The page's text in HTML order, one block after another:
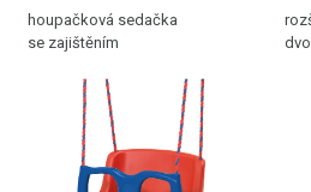
houpačková sedačka
se zajištěním